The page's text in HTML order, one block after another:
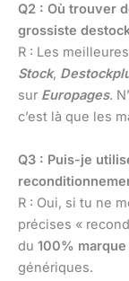
Q2 : Où trouver
grossiste
R : Les
Stock,
sur Europages.
c’est là que les
Q3 : Puis-je
R : Oui, si tu ne
précises «
du 100%
génériques.